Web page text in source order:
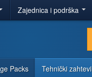
Zajednica i podrška
Packs Tehnički zahtevi